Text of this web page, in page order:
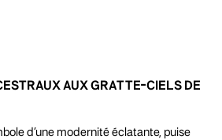
AUX GRATTE-CIELS DE
d’une modernité éclatante, puise